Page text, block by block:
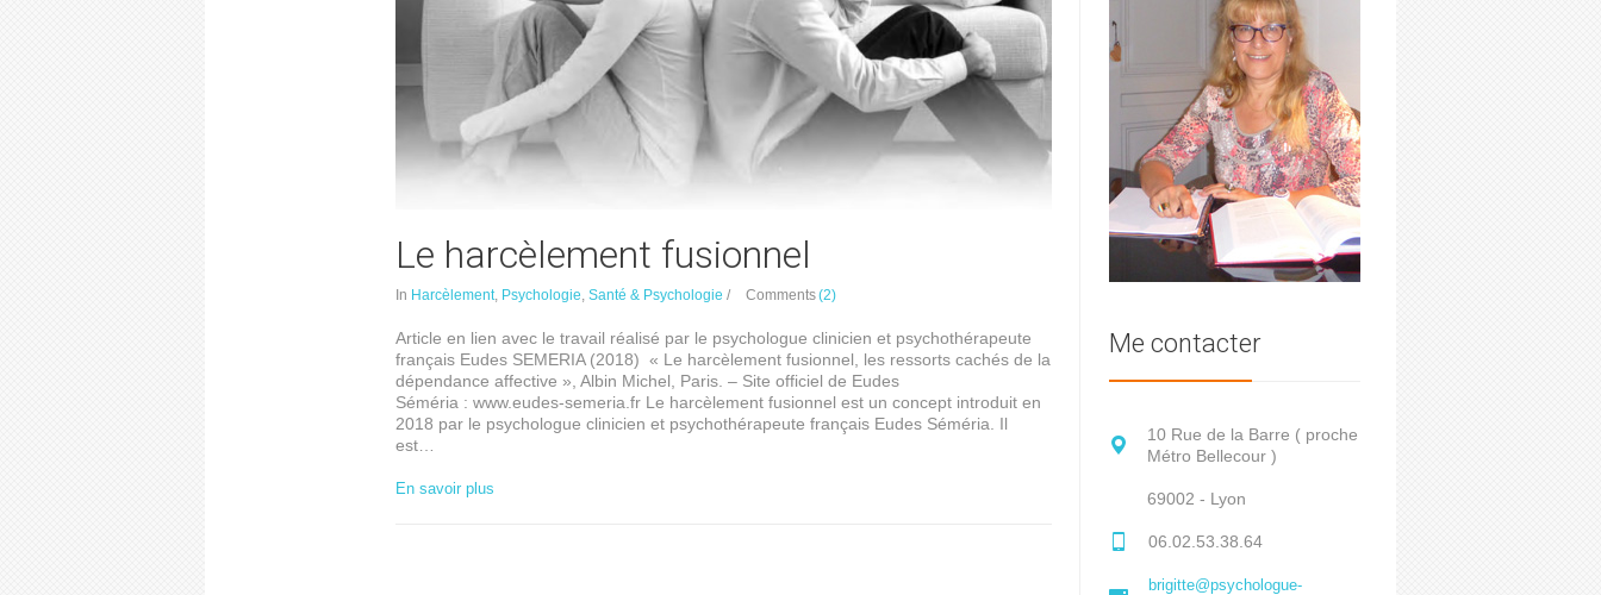
Le harcèlement fusionnel
In Harcèlement Psychologie Santé & Psychologie / Comments(2)
Article en lien avec le travail réalisé par le psychologue clinicien et psychothérapeute
français Eudes SEMERIA (2018) « Le harcèlement fusionnel, les ressorts cachés de la
dépendance affective », Albin Michel, Paris. – Site officiel de Eudes
Séméria : www.eudes-semeria.fr Le harcèlement fusionnel est un concept introduit en
2018 par le psychologue clinicien et psychothérapeute français Eudes Séméria. Il
est…
En savoir plus
Me contacter
10 Rue de la Barre ( proche
Métro Bellecour )
69002 - Lyon
06.02.53.38.64
brigitte@psychologue-